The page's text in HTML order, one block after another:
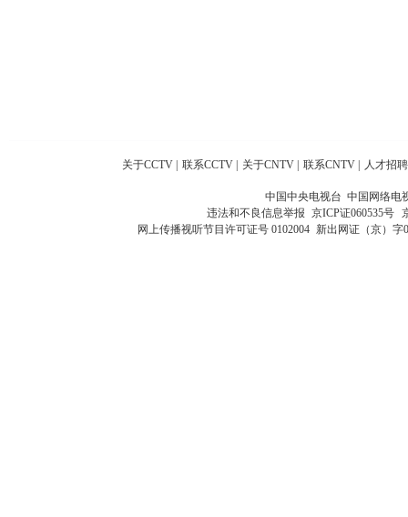
关于CCTV 联系CCTV 关于CNTV 联系CNTV 人才招聘
中国中央电视台 中国网络电
违法和不良信息举报 京ICP证060535号
网上传播视听节目许可证号 0102004 新出网证（京）